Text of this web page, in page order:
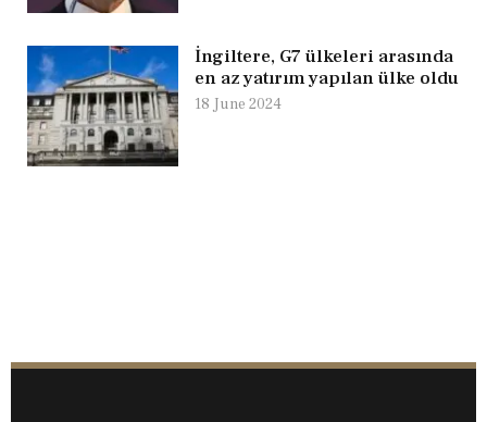
İngiltere, G7 ülkeleri arasında
en az yatırım yapılan ülke oldu
18 June 2024